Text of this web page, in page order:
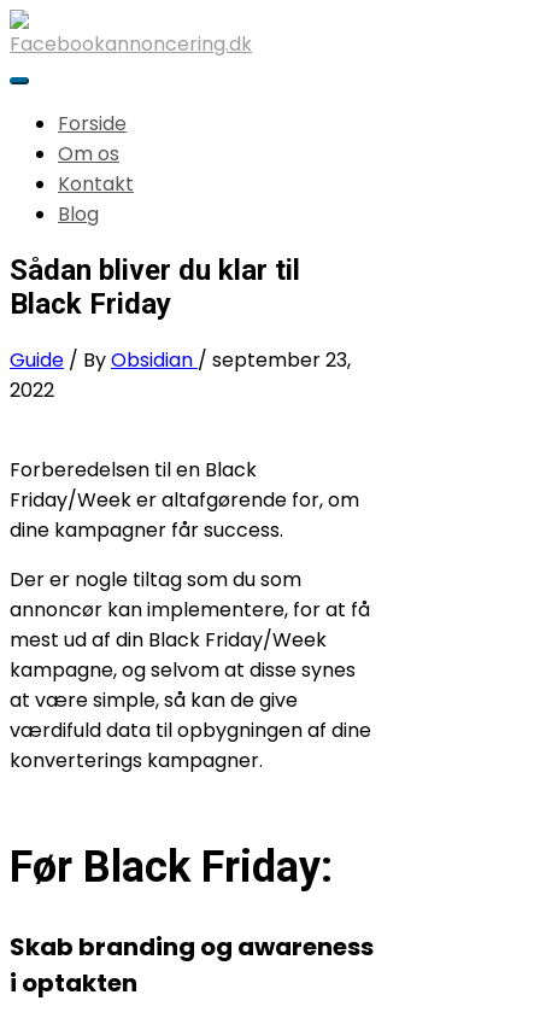
Forside
Om os
Kontakt
Blog
Sådan bliver du klar til
Black Friday
Guide / ByObsidian / september 23,
2022
Forberedelsen til en Black
Friday/Week er altafgørende for, om
dine kampagner får success.
Der er nogle tiltag som du som
annoncør kan implementere, for at få
mest ud af din Black Friday/Week
kampagne, og selvom at disse synes
at være simple, så kan de give
værdifuld data til opbygningen af dine
konverterings kampagner.
Før Black Friday:
Skab branding og awareness
i optakten